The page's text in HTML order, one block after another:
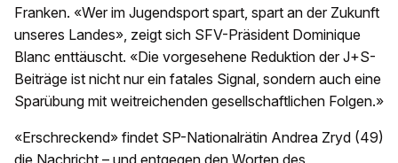
Franken. «Wer im Jugendsport spart, spart an der Zukunft
unseres Landes», zeigt sich SFV-Präsident Dominique
Blanc enttäuscht. «Die vorgesehene Reduktion der J+S-
Beiträge ist nicht nur ein fatales Signal, sondern auch eine
Sparübung mit weitreichenden gesellschaftlichen Folgen.»
«Erschreckend» findet SP-Nationalrätin Andrea Zryd (49)